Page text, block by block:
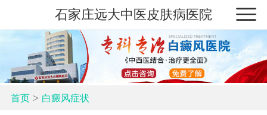
石家庄远大中医皮肤病医院
首页> 白癜风症状